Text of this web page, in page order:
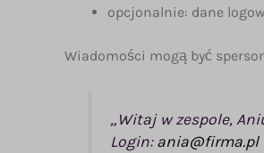
opcjonalnie: dane
Wiadomości mogą być
„Witaj w zespole,
Login: ania@firma.pl